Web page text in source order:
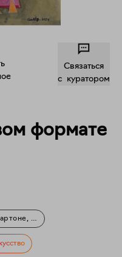
Связаться
c куратором
формате
акрил
Портрет